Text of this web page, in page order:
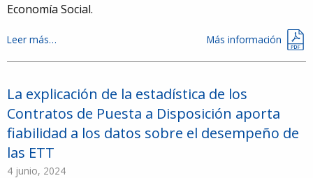
Economía Social.
Leer más… Más información
La explicación de la estadística de los
Contratos de Puesta a Disposición aporta
fiabilidad a los datos sobre el desempeño de
las ETT
4 junio, 2024